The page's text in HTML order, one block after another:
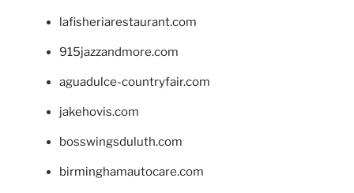
lafisheriarestaurant.com
915jazzandmore.com
aguadulce-countryfair.com
jakehovis.com
bosswingsduluth.com
birminghamautocare.com